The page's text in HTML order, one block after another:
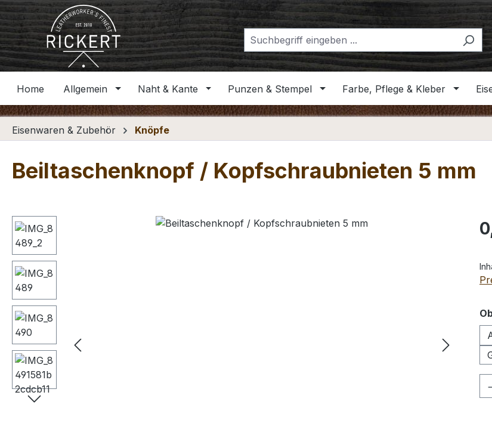
Hauptinhalt springen
Zur Suche springen
Zur Hauptnavigation springen
Home Allgemein Naht & Kante Punzen & Stempel Farbe, Pflege & Kleber
Eisenwaren & Zubehör Knöpfe
Beiltaschenknopf / Kopfschraubnieten 5 mm
Bildergalerie überspringen